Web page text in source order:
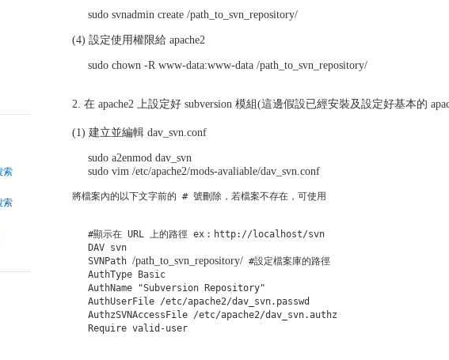
sudo svnadmin create /path_to_svn_repository/
(4) 設定使用權限給 apache2
sudo chown -R www-data:www-data /path_to_svn_repository/
2. 在 apache2 上設定好 subversion 模組(這邊假設已經安裝及設定好基本的
(1) 建立並編輯 dav_svn.conf
sudo a2enmod dav_svn
sudo vim /etc/apache2/mods-avaliable/dav_svn.conf
將檔案內的以下文字前的 # 號刪除，若檔案不存在，可使用
#顯示在 URL 上的路徑 ex︰http://localhost/svn
DAV svn
SVNPath/path_to_svn_repository/ #設定檔案庫的路徑
AuthType Basic
AuthName "Subversion Repository"
AuthUserFile /etc/apache2/dav_svn.passwd
AuthzSVNAccessFile /etc/apache2/dav_svn.authz
Require valid-user
索
索